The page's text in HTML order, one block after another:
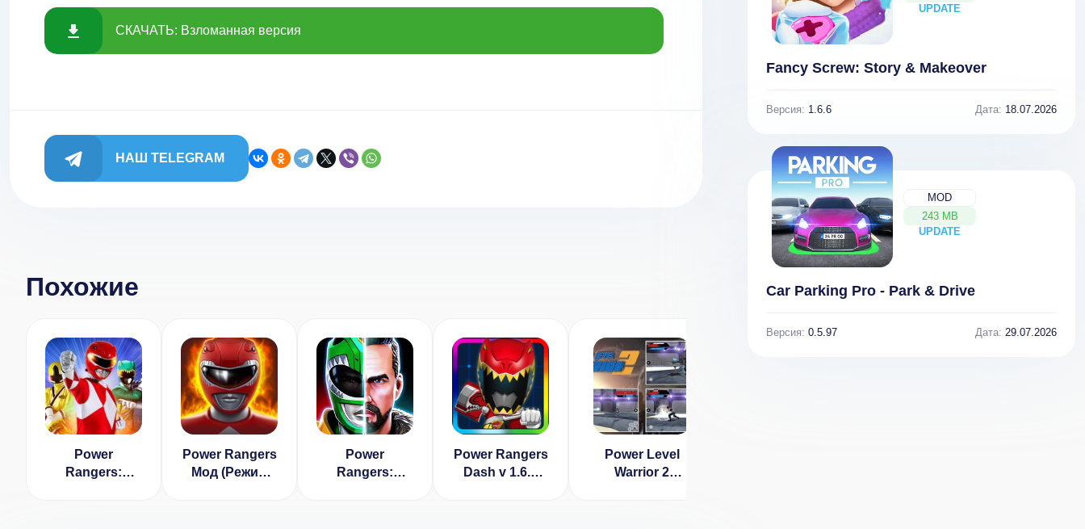
СКАЧАТЬ: Взломанная версия
НАШ TELEGRAM
Похожие
Power
Rangers:
Power Rangers
Мод (Режим
Power
Rangers:
Power Rangers
Dash v 1.6.4
Power Level
Warrior 2
UPDATE
NEW
Fancy Screw: Story & Makeover
Версия: 1.6.6 Дата: 18.07.2026
MOD
243 MB
UPDATE
NEW
Car Parking Pro - Park & Drive
Версия: 0.5.97 Дата: 29.07.2026